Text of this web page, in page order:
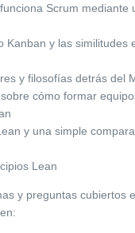
Scrum mediante
Kanban y las similitudes
y filosofías detrás del
cómo formar
y una simple
Lean
y preguntas cubiertos